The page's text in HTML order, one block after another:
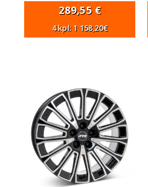
289,55 €
4 kpl: 1 158,20€